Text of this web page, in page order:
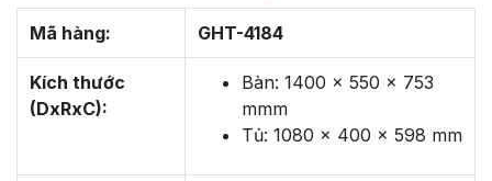
Mã hàng: GHT-4184
Kích thước
(DxRxC):
Bàn: 1400 x 550 x 753
mmm
Tủ: 1080 x 400 x 598 mm